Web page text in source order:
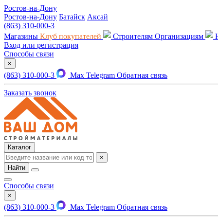
Ростов-на-Дону
Ростов-на-Дону Батайск Аксай
(863) 310-000-3
Магазины Клуб покупателей Строителям Организациям
Вход или регистрация
Способы связи
×
(863) 310-000-3 Max Telegram Обратная связь
Заказать звонок
Каталог
×
Найти
Способы связи
×
(863) 310-000-3 Max Telegram Обратная связь